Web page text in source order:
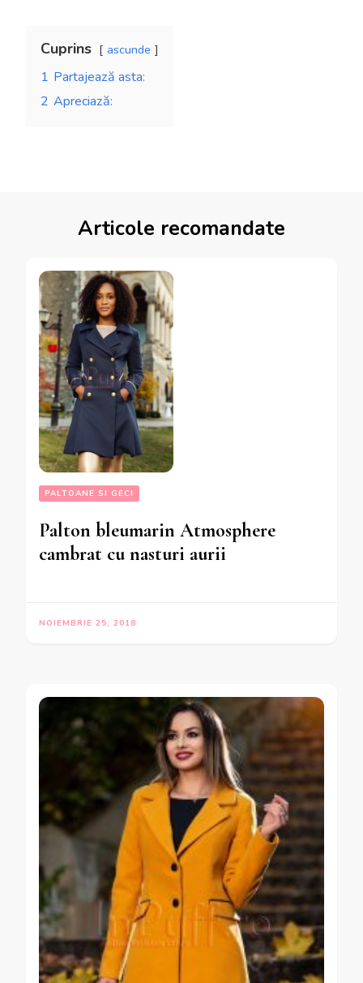
Cuprins ascunde
1 Partajează asta:
2 Apreciază:
Articole recomandate
PALTOANE SI GECI
Palton bleumarin Atmosphere
cambrat cu nasturi aurii
NOIEMBRIE 25, 2018